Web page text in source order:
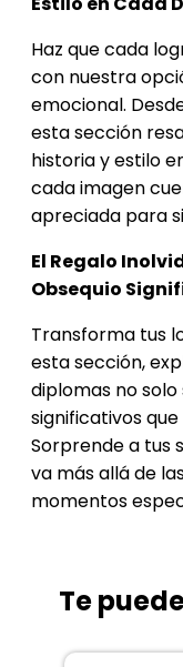
Haz que cada
con nuestra
emocional.
esta sección
historia y estilo
cada imagen
apreciada para
El Regalo
Obsequio
Transforma tus
esta sección,
diplomas no
significativos
Sorprende a tus
va más allá de
momentos
Te